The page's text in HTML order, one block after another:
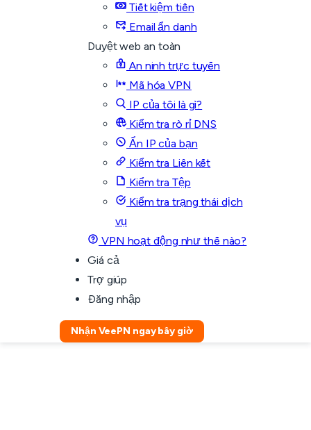
Tiết kiệm tiền
Email ẩn danh
Duyệt web an toàn
An ninh trực tuyến
Mã hóa VPN
IP của tôi là gì?
Kiểm tra rò rỉ DNS
Ẩn IP của bạn
Kiểm tra Liên kết
Kiểm tra Tệp
Kiểm tra trạng thái dịch
vụ
VPN hoạt động như thế nào?
Giá cả
Trợ giúp
Đăng nhập
Nhận VeePN ngay bây giờ